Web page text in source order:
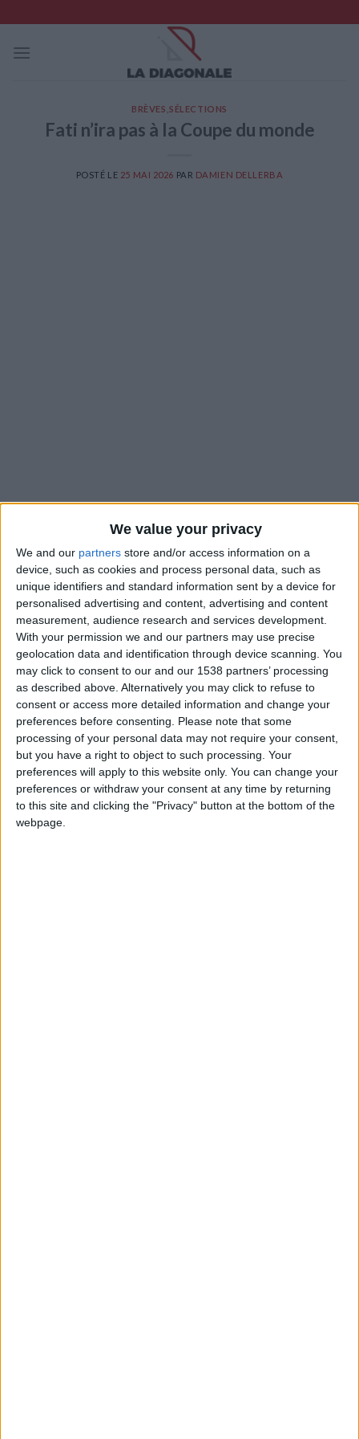
We value your privacy
We and our partners store and/or access information on a
device, such as cookies and process personal data, such as
unique identifiers and standard information sent by a device for
personalised advertising and content, advertising and content
measurement, audience research and services development.
With your permission we and our partners may use precise
geolocation data and identification through device scanning. You
may click to consent to our and our 1538 partners’ processing
as described above. Alternatively you may click to refuse to
consent or access more detailed information and change your
preferences before consenting.
Please note that some
processing of your personal data may not require your consent,
but you have a right to object to such processing. Your
preferences will apply to this website only. You can change your
preferences or withdraw your consent at any time by returning
to this site and clicking the "Privacy" button at the bottom of the
webpage.
to
content
BRÈVES ,SÉLECTIONS
Fati n’ira pas à la Coupe du monde
POSTÉ LE 25 MAI 2026 PAR DAMIEN DELLERBA
Avec 12 buts inscrits sous les couleurs de l’AS Monaco, Ansu
Fati n’a jamais été aussi prolifique que cette saison dans sa
carrière. Mais cela n’a pas suffi pour envoyer l’attaquant de 23
ans, prêté par le FC Barcelone, à la Coupe du monde. Il y a
quelques jours,ASavait indiqué qu’il avait ses chances, sauf
que le nom du joueur était introuvable sur la liste des 26
dévoilée par Luis De La Fuente, comme c’est le cas depuis
2023, date de sa dernière sélection.
Fati (10 sélections, 2 buts) avait pourtant cru possible un
retour avec l’Espagne, comme il l’avait exprimé au début du
mois de maidans les colonnes deMarca: «Ce serait un rêve
J’essaie de faire mon travail et, si cette récompense arrive, je